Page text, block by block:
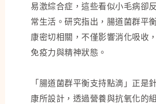
易激綜合症，這些看似小毛病卻
常生活。研究指出，腸道菌群平
康密切相關，不僅影響消化吸收
免疫力與精神狀態。
「腸道菌群平衡支持點滴」正是
康所設計，透過營養與抗氧化的